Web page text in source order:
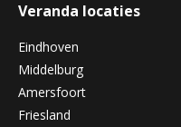
Veranda locaties
Eindhoven
Middelburg
Amersfoort
Friesland